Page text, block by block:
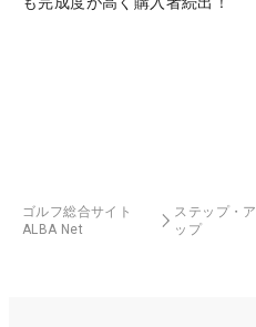
ゴルフ総合サイト
ALBA Net
ステップ・ア
ップ